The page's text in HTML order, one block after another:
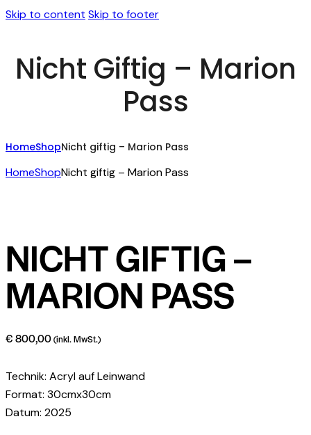
Skip to content Skip to footer
Nicht Giftig – Marion
Pass
HomeShopNicht giftig – Marion Pass
HomeShopNicht giftig – Marion Pass
NICHT GIFTIG –
MARION PASS
€800,00(inkl. MwSt.)
Technik: Acryl auf Leinwand
Format: 30cmx30cm
Datum: 2025